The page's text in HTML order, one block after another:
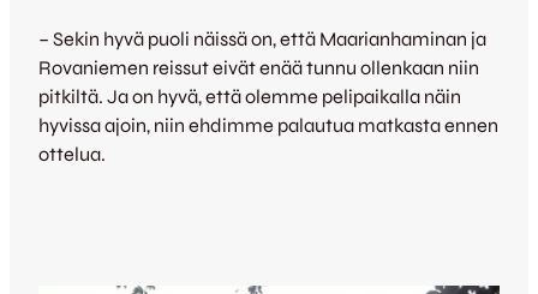
– Sekin hyvä puoli näissä on, että Maarianhaminan ja
Rovaniemen reissut eivät enää tunnu ollenkaan niin
pitkiltä. Ja on hyvä, että olemme pelipaikalla näin
hyvissa ajoin, niin ehdimme palautua matkasta ennen
ottelua.